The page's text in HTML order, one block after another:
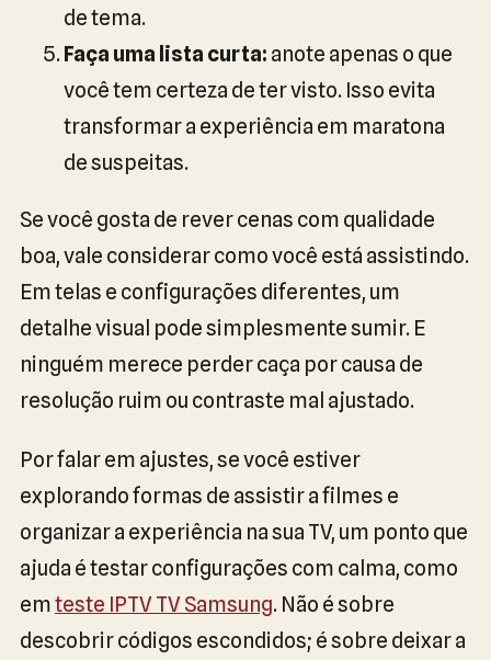
de tema.
Faça uma lista curta: anote apenas o que
você tem certeza de ter visto. Isso evita
transformar a experiência em maratona
de suspeitas.
Se você gosta de rever cenas com qualidade
boa, vale considerar como você está assistindo.
Em telas e configurações diferentes, um
detalhe visual pode simplesmente sumir. E
ninguém merece perder caça por causa de
resolução ruim ou contraste mal ajustado.
Por falar em ajustes, se você estiver
explorando formas de assistir a filmes e
organizar a experiência na sua TV, um ponto que
ajuda é testar configurações com calma, como
emteste IPTV TV Samsung. Não é sobre
descobrir códigos escondidos; é sobre deixar a